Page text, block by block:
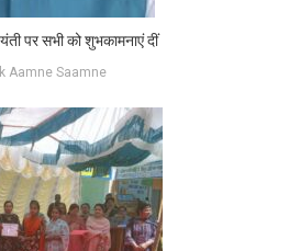
पर सभी को शुभकामनाएं दीं
Aamne Saamne